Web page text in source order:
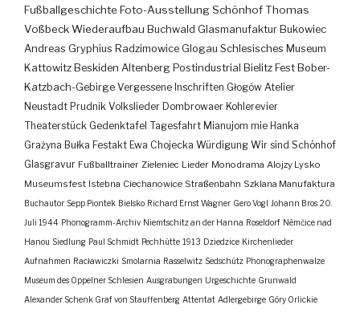
Fußballgeschichte Foto-AusstellungSchönhofThomas
VoßbeckWiederaufbau Buchwald Glasmanufaktur Bukowiec
Andreas Gryphius Radzimowice Glogau Schlesisches Museum
Kattowitz Beskiden Altenberg Postindustrial Bielitz Fest Bober-
Katzbach-Gebirge Vergessene Inschriften Głogów Atelier
Neustadt Prudnik Volkslieder Dombrowaer Kohlerevier
Theaterstück Gedenktafel Tagesfahrt Mianujom mie Hanka
Grażyna Bułka Festakt Ewa Chojecka Würdigung Wir sind Schönhof
Glasgravur Fußballtrainer Zieleniec Lieder Monodrama Alojzy Lysko
Museumsfest Istebna Ciechanowice Straßenbahn Szklana Manufaktura
Buchautor Sepp Piontek Bielsko Richard Ernst Wagner Gero Vogl Johann Bros 20.
Juli 1944 Phonogramm-Archiv Niemtschitz an der Hanna Roseldorf Némčice nad
Hanou Siedlung Paul Schmidt Pechhütte 1913 Dziedzice Kirchenlieder
Aufnahmen Racławiczki Smolarnia Rasselwitz Sedschütz Phonographenwalze
Museum des Oppelner Schlesien Ausgrabungen Urgeschichte Grunwald
Alexander Schenk Graf von Stauffenberg Attentat Adlergebirge Góry Orlickie